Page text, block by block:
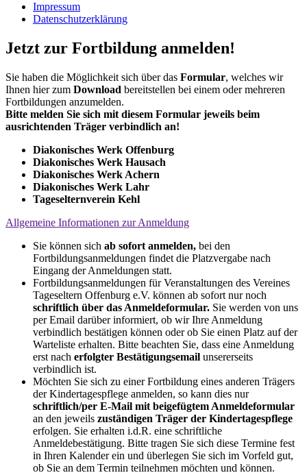
Impressum
Datenschutzerklärung
Jetzt zur Fortbildung anmelden!
Sie haben die Möglichkeit sich über das Formular, welches wir
Ihnen hier zum Download bereitstellen bei einem oder mehreren
Fortbildungen anzumelden.
Bitte melden Sie sich mit diesem Formular jeweils beim
ausrichtenden Träger verbindlich an!
Diakonisches Werk Offenburg
Diakonisches Werk Hausach
Diakonisches Werk Achern
Diakonisches Werk Lahr
Tageselternverein Kehl
Allgemeine Informationen zur Anmeldung
Sie können sich ab sofort anmelden, bei den
Fortbildungsanmeldungen findet die Platzvergabe nach
Eingang der Anmeldungen statt.
Fortbildungsanmeldungen für Veranstaltungen des Vereines
Tageseltern Offenburg e.V. können ab sofort nur noch
schriftlich über das Anmeldeformular. Sie werden von uns
per Email darüber informiert, ob wir Ihre Anmeldung
verbindlich bestätigen können oder ob Sie einen Platz auf der
Warteliste erhalten. Bitte beachten Sie, dass eine Anmeldung
erst nach erfolgter Bestätigungsemail unsererseits
verbindlich ist.
Möchten Sie sich zu einer Fortbildung eines anderen Trägers
der Kindertagespflege anmelden, so kann dies nur
schriftlich/per E-Mail mit beigefügtem Anmeldeformular
an den jeweils zuständigen Träger der Kindertagespflege
erfolgen. Sie erhalten i.d.R. eine schriftliche
Anmeldebestätigung. Bitte tragen Sie sich diese Termine fest
in Ihren Kalender ein und überlegen Sie sich im Vorfeld gut,
ob Sie an dem Termin teilnehmen möchten und können.